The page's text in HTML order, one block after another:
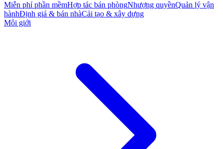
Miễn phí phần mềmHợp tác bán phòngNhượng quyềnQuản lý vận
hànhĐịnh giá & bán nhàCải tạo & xây dựng
Môi giới